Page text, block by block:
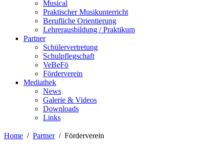
Musical
Praktischer Musikunterricht
Berufliche Orientierung
Lehrerausbildung / Praktikum
Partner
Schülervertretung
Schulpflegschaft
VeBeFö
Förderverein
Mediathek
News
Galerie & Videos
Downloads
Links
Home Partner Förderverein